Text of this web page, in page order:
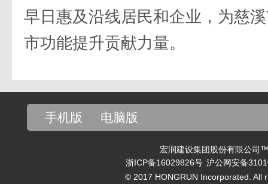
早日惠及沿线居民和企业，为慈
市功能提升贡献力量。
手机版 电脑版
宏润建设集团股份有限公司
浙ICP备16029826号 沪公网安备
© 2017 HONGRUN Incorporated. All